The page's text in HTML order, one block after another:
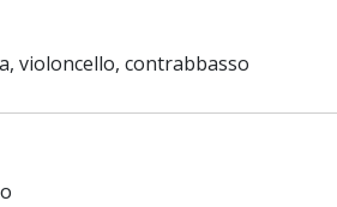
violoncello, contrabbasso